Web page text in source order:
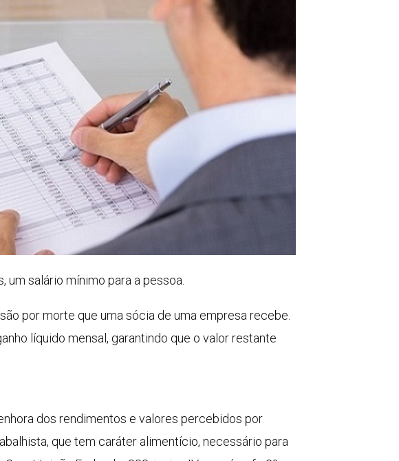
um salário mínimo para a pessoa.
por morte que uma sócia de uma empresa recebe.
líquido mensal, garantindo que o valor restante
dos rendimentos e valores percebidos por
que tem caráter alimentício, necessário para